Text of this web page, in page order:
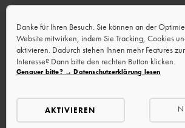
Danke für Ihren Besuch. Sie können an der
Website mitwirken, indem Sie Tracking, Cookies
aktivieren. Dadurch stehen Ihnen mehr Features
Interesse? Dann bitte den rechten Button klicken.
Genauer bitte? → Datenschutzerklärung lesen
AKTIVIEREN
Lademöglichkeit vorhanden.